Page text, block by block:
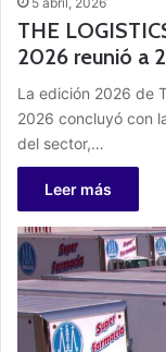
THE
2026 reunió a
La edición 2026 de
2026 concluyó con
del sector,…
Leer más